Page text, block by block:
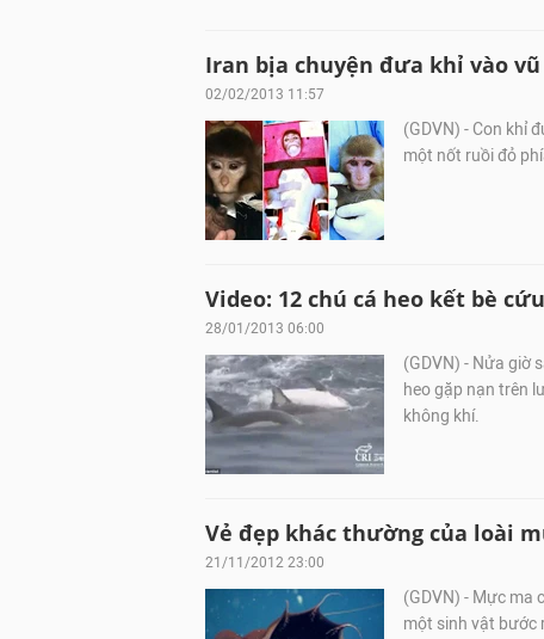
Iran bịa chuyện đưa khỉ vào
02/02/2013 11:57
(GDVN) - Con khỉ
một nốt ruồi đỏ
Video: 12 chú cá heo kết bè
28/01/2013 06:00
(GDVN) - Nửa giờ
heo gặp nạn trên
không khí.
Vẻ đẹp khác thường của loài
21/11/2012 23:00
(GDVN) - Mực
một sinh vật bước